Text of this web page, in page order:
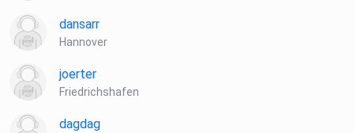
dansarr
Hannover
joerter
Friedrichshafen
dagdag